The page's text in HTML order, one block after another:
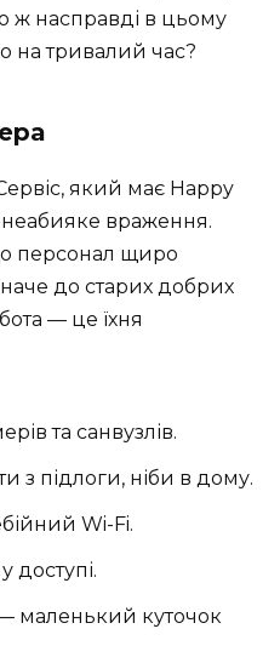
ж насправді в цьому
на тривалий час?
який має Happy
враження.
персонал щиро
до старих добрих
— це їхня
та санвузлів.
з підлоги, ніби в дому.
Wi-Fi.
доступі.
маленький куточок